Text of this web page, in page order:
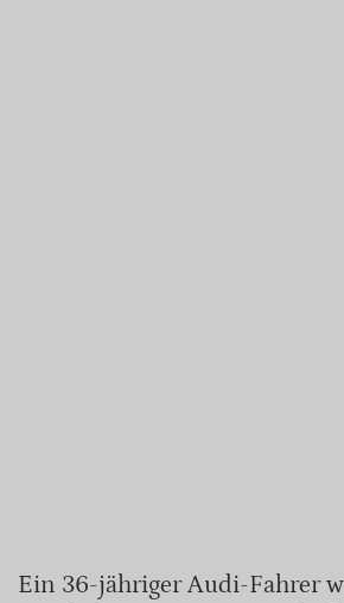
Ein 36-jähriger Audi-Fahrer